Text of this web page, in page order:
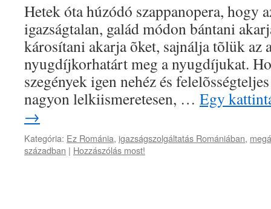
Hetek óta húzódó szappanopera, hogy
igazságtalan, galád módon bántani
károsítani akarja õket, sajnálja tõlük az
nyugdíjkorhatárt meg a nyugdíjukat.
szegények igen nehéz és
nagyon lelkiismeretesen, … Egy
→
Kategória: Ez Románia, igazságszolgáltatás Romániában,
században | Hozzászólás most!